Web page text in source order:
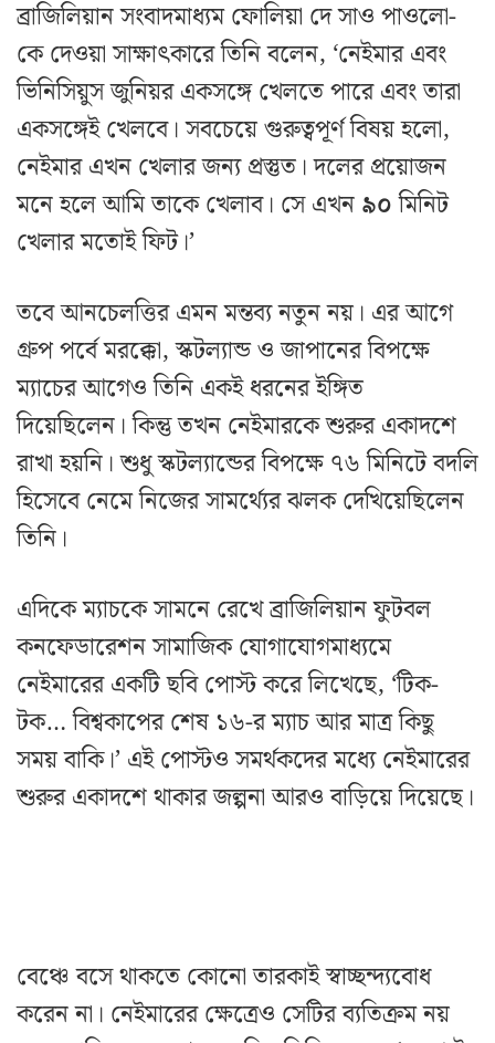
ব্রাজিলিয়ান সংবাদমাধ্যম ফোলিয়া দে সাও পাওলো-
কে দেওয়া সাক্ষাৎকারে তিনি বলেন, ‘নেইমার এবং
ভিনিসিয়ুস জুনিয়র একসঙ্গে খেলতে পারে এবং তারা
একসঙ্গেই খেলবে। সবচেয়ে গুরুত্বপূর্ণ বিষয় হলো,
নেইমার এখন খেলার জন্য প্রস্তুত। দলের প্রয়োজন
মনে হলে আমি তাকে খেলাব। সে এখন ৯০মিনিট
খেলার মতোই ফিট।’
তবে আনচেলত্তির এমন মন্তব্য নতুন নয়। এর আগে
গ্রুপ পর্বে মরক্কো, স্কটল্যান্ড ও জাপানের বিপক্ষে
ম্যাচের আগেও তিনি একই ধরনের ইঙ্গিত
দিয়েছিলেন। কিন্তু তখন নেইমারকে শুরুর একাদশে
রাখা হয়নি। শুধু স্কটল্যান্ডের বিপক্ষে ৭৬ মিনিটে বদলি
হিসেবে নেমে নিজের সামর্থ্যের ঝলক দেখিয়েছিলেন
তিনি।
এদিকে ম্যাচকে সামনে রেখে ব্রাজিলিয়ান ফুটবল
কনফেডারেশন সামাজিক যোগাযোগমাধ্যমে
নেইমারের একটি ছবি পোস্ট করে লিখেছে, ‘টিক-
টক… বিশ্বকাপের শেষ ১৬-র ম্যাচ আর মাত্র কিছু
সময় বাকি।’ এই পোস্টও সমর্থকদের মধ্যে নেইমারের
শুরুর একাদশে থাকার জল্পনা আরও বাড়িয়ে দিয়েছে।
বেঞ্চে বসে থাকতে কোনো তারকাই স্বাচ্ছন্দ্যবোধ
করেন না। নেইমারের ক্ষেত্রেও সেটির ব্যতিক্রম নয়